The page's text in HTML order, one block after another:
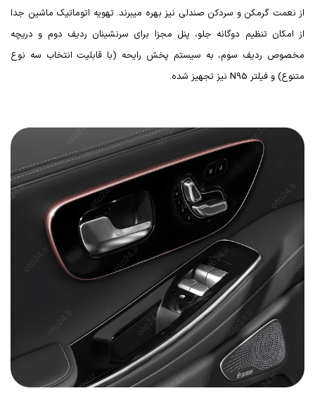
از نعمت گرمکن و سردکن صندلی نیز بهره میبرند. تهویه اتوماتیک ماشین جدا
از امکان تنظیم دوگانه جلو، پنل مجزا برای سرنشینان ردیف دوم و دریچه
مخصوص ردیف سوم، به سیستم پخش رایحه (با قابلیت انتخاب سه نوع
متنوع) و فیلتر N95 نیز تجهیز شده.